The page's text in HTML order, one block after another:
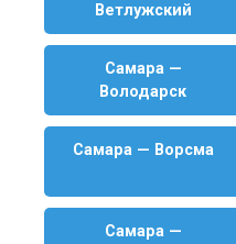
Ветлужский
Самара —
Володарск
Самара — Ворсма
Самара —